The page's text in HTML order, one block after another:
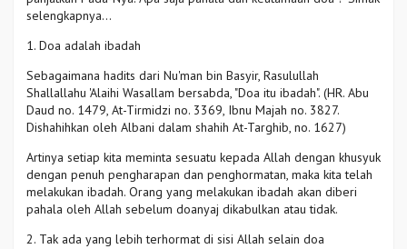
selengkapnya...
1. Doa adalah ibadah
Sebagaimana hadits dari Nu'man bin Basyir, Rasulullah
Shallallahu 'Alaihi Wasallam bersabda, "Doa itu ibadah". (HR. Abu
Daud no. 1479, At-Tirmidzi no. 3369, Ibnu Majah no. 3827.
Dishahihkan oleh Albani dalam shahih At-Targhib, no. 1627)
Artinya setiap kita meminta sesuatu kepada Allah dengan khusyuk
dengan penuh pengharapan dan penghormatan, maka kita telah
melakukan ibadah. Orang yang melakukan ibadah akan diberi
pahala oleh Allah sebelum doanyaj dikabulkan atau tidak.
2. Tak ada yang lebih terhormat di sisi Allah selain doa